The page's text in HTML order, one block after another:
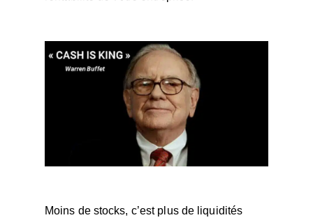
Moins de stocks, c’est plus de liquidités